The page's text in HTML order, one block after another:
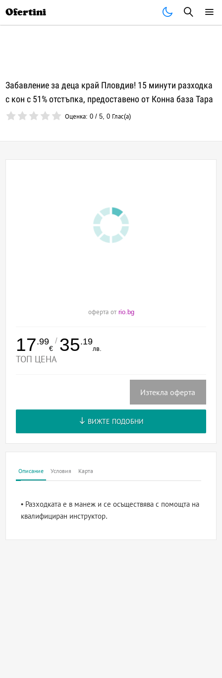
Ofertini
Забавление за деца край Пловдив! 15 минути разходка
с кон с 51% отстъпка, предоставено от Конна база Тара
Оценка:0 /5,0 Глас(а)
оферта от rio.bg
17.99
€
/ 35.19
лв.
ТОП ЦЕНА
Изтекла оферта
ВИЖТЕ ПОДОБНИ
Описание Условия Карта
• Разходката е в манеж и се осъществява с помощта на
квалифициран инструктор.